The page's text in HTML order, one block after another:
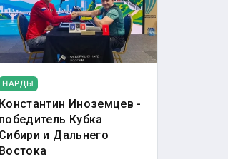
НАРДЫ
Константин Иноземцев -
победитель Кубка
Сибири и Дальнего
Востока